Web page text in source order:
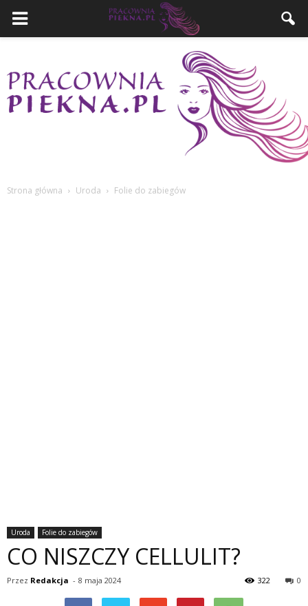
PracowniaPiekna.pl
Strona główna Uroda Folie do zabiegów
Uroda Folie do zabiegów
CO NISZCZY CELLULIT?
Przez Redakcja - 8 maja 2024 0
322